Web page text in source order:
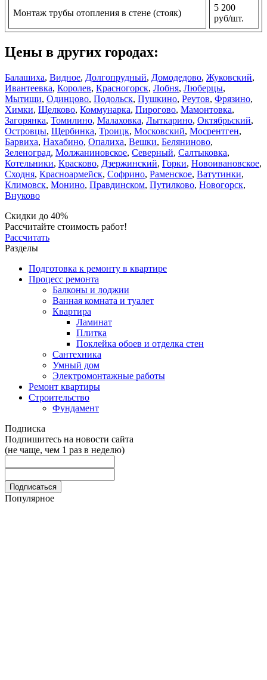
Монтаж трубы отопления в стене (стояк)
5 200
руб/шт.
Цены в других городах:
Балашиха, Видное, Долгопрудный, Домодедово, Жуковский,
Ивантеевка, Королев, Красногорск, Лобня, Люберцы,
Мытищи, Одинцово, Подольск, Пушкино, Реутов, Фрязино,
Химки, Щелково, Коммунарка, Пирогово, Мамонтовка,
Загорянка, Томилино, Малаховка, Лыткарино, Октябрьский,
Островцы, Щербинка, Троицк, Московский, Мосрентген,
Барвиха, Нахабино, Опалиха, Вешки, Беляниново,
Зеленоград, Молжаниновское, Северный, Салтыковка,
Котельники, Красково, Дзержинский, Горки, Новоивановское,
Сходня, Красноармейск, Софрино, Раменское, Ватутинки,
Климовск, Монино, Правдинском, Путилково, Новогорск,
Внуково
Скидки до 40%
Рассчитайте стоимость работ!
Рассчитать
Разделы
Подготовка к ремонту в квартире
Процесс ремонта
Балконы и лоджии
Ванная комната и туалет
Квартира
Ламинат
Плитка
Поклейка обоев и отделка стен
Сантехника
Умный дом
Электромонтажные работы
Ремонт квартиры
Строительство
Фундамент
Подписка
Подпишитесь на новости сайта
(не чаще, чем 1 раз в неделю)
Популярное